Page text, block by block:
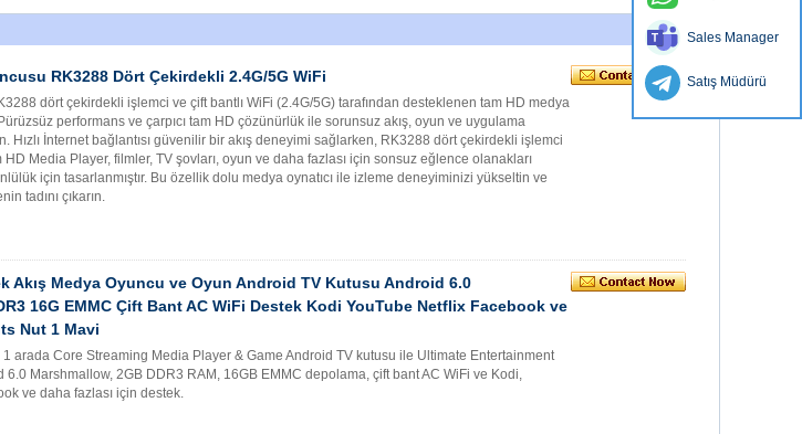
RK3288 Dört Çekirdekli 2.4G/5G WiFi
dört çekirdekli işlemci ve çift bantlı WiFi (2.4G/5G) tarafından desteklenen tam HD medya
performans ve çarpıcı tam HD çözünürlük ile sorunsuz akış, oyun ve uygulama
Hızlı İnternet bağlantısı güvenilir bir akış deneyimi sağlarken, RK3288 dört çekirdekli işlemci
HD Media Player, filmler, TV şovları, oyun ve daha fazlası için sonsuz eğlence olanakları
için tasarlanmıştır. Bu özellik dolu medya oynatıcı ile izleme deneyiminizi yükseltin ve
tadını çıkarın.
Akış Medya Oyuncu ve Oyun Android TV Kutusu Android 6.0
16G EMMC Çift Bant AC WiFi Destek Kodi YouTube Netflix Facebook ve
Nut 1 Mavi
arada Core Streaming Media Player & Game Android TV kutusu ile Ultimate Entertainment
6.0 Marshmallow, 2GB DDR3 RAM, 16GB EMMC depolama, çift bant AC WiFi ve Kodi,
ve daha fazlası için destek.
Sales Manager
Satış Müdürü